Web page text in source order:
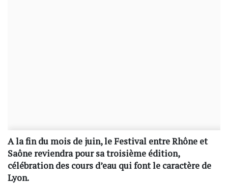
A la fin du mois de juin, le Festival entre Rhône et
Saône reviendra pour sa troisième édition,
célébration des cours d’eau qui font le caractère de
Lyon.